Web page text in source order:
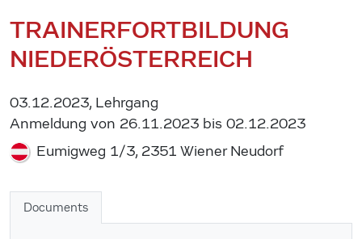
TRAINERFORTBILDUNG
NIEDERÖSTERREICH
03.12.2023, Lehrgang
Anmeldung von 26.11.2023 bis 02.12.2023
Eumigweg 1/3, 2351 Wiener Neudorf
Documents